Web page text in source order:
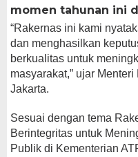
momen tahunan ini
“Rakernas ini kami
dan menghasilkan
berkualitas untuk
masyarakat,” ujar
Jakarta.
Sesuai dengan tema
Berintegritas untuk
Publik di Kementerian